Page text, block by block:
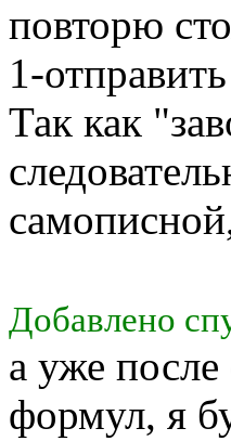
повторю
1-
Так как
Добавлено
а уже
формул, я